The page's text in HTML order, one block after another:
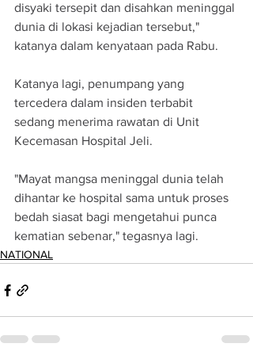
disyaki tersepit dan disahkan meninggal
dunia di lokasi kejadian tersebut,"
katanya dalam kenyataan pada Rabu.
Katanya lagi, penumpang yang
tercedera dalam insiden terbabit
sedang menerima rawatan di Unit
Kecemasan Hospital Jeli.
"Mayat mangsa meninggal dunia telah
dihantar ke hospital sama untuk proses
bedah siasat bagi mengetahui punca
kematian sebenar," tegasnya lagi.
NATIONAL